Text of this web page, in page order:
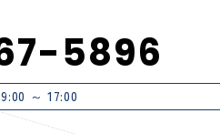
5896
～ 17:00